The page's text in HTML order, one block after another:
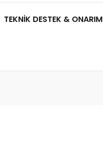
TEKNIK DESTEK & ONARIM